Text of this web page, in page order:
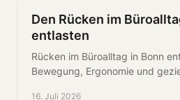
Den Rücken im
entlasten
Rücken im Büroalltag in Bonn
Bewegung, Ergonomie und
16. Juli 2026